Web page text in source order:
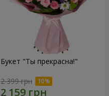
Букет "Ты прекрасна!"
2 399 грн